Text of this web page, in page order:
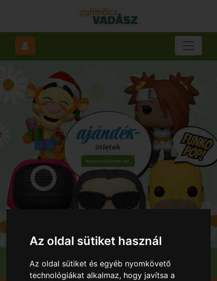
Az oldal sütiket használ
Az oldal sütiket és egyéb nyomkövető
technológiákat alkalmaz, hogy javítsa a